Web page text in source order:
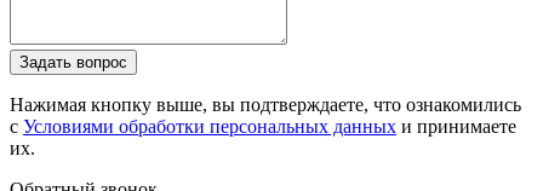
Задать вопрос
Нажимая кнопку выше, вы подтверждаете, что ознакомились
с Условиями обработки персональных данных и принимаете
их.